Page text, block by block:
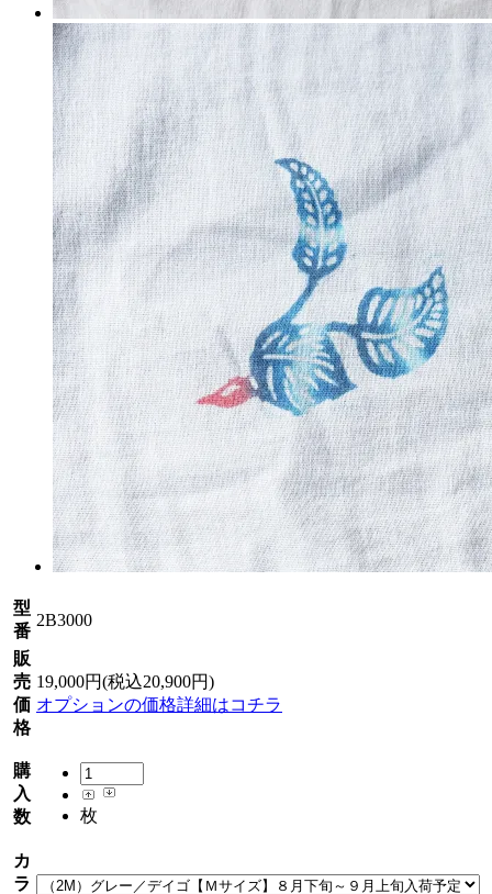
型
番
2B3000
販
売
価
格
19,000円(税込20,900円)
オプションの価格詳細はコチラ
購
入
数
枚
カ
ラ